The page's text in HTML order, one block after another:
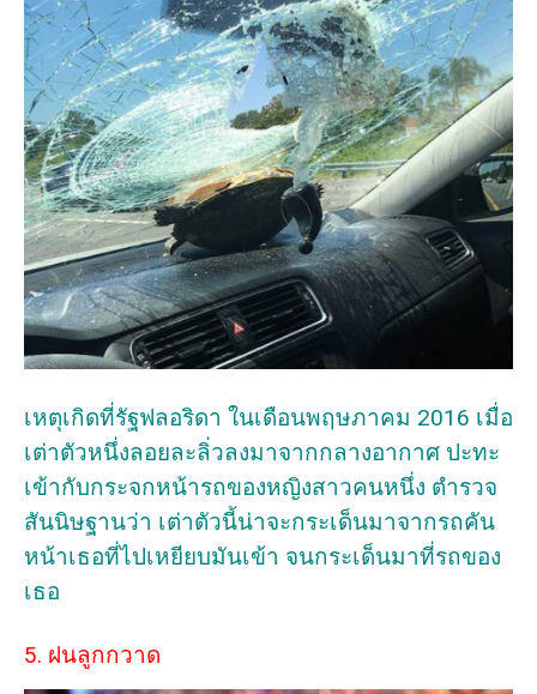
เหตุเกิดที่รัฐฟลอริดา ในเดือนพฤษภาคม 2016 เมื่อ
เต่าตัวหนึ่งลอยละลิ่วลงมาจากกลางอากาศ ปะทะ
เข้ากับกระจกหน้ารถของหญิงสาวคนหนึ่ง ตำรวจ
สันนิษฐานว่า เต่าตัวนี้น่าจะกระเด็นมาจากรถคัน
หน้าเธอที่ไปเหยียบมันเข้า จนกระเด็นมาที่รถของ
เธอ
5. ฝนลูกกวาด